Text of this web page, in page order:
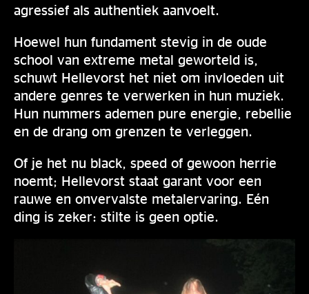
agressief als authentiek aanvoelt.
Hoewel hun fundament stevig in de oude
school van extreme metal geworteld is,
schuwt Hellevorst het niet om invloeden uit
andere genres te verwerken in hun muziek.
Hun nummers ademen pure energie, rebellie
en de drang om grenzen te verleggen.
Of je het nu black, speed of gewoon herrie
noemt; Hellevorst staat garant voor een
rauwe en onvervalste metalervaring. Eén
ding is zeker: stilte is geen optie.